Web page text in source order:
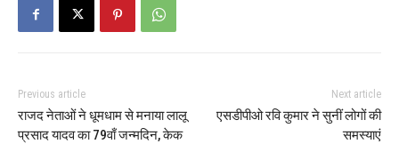
Previous article
राजद नेताओं ने धूमधाम से मनाया लालू
प्रसाद यादव का 79वाँ जन्मदिन, केक
Next article
एसडीपीओ रवि कुमार ने सुनीं लोगों की
समस्याएं